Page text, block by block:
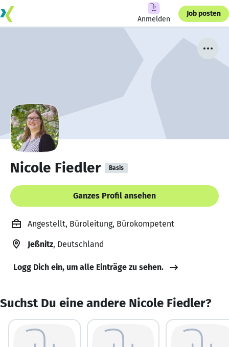
Anmelden
Job posten
Nicole Fiedler Basis
Ganzes Profil ansehen
Angestellt, Büroleitung, Bürokompetent
Jeßnitz, Deutschland
Logg Dich ein, um alle Einträge zu sehen.
Suchst Du eine andere Nicole Fiedler?